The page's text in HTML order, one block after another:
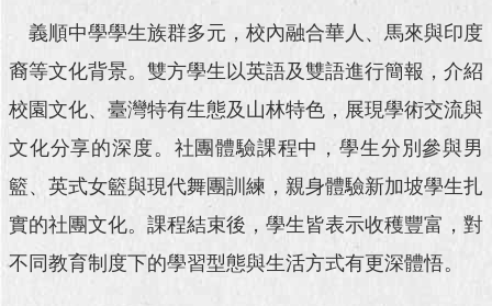
即
時
新
聞
清
雙
語
彙
義順中學學生族群多元，校內融合華人、馬來與印度
裔等文化背景。雙方學生以英語及雙語進行簡報，介紹
校園文化、臺灣特有生態及山林特色，展現學術交流與
文化分享的深度。社團體驗課程中，學生分別參與男
籃、英式女籃與現代舞團訓練，親身體驗新加坡學生扎
實的社團文化。課程結束後，學生皆表示收穫豐富，對
不同教育制度下的學習型態與生活方式有更深體悟。